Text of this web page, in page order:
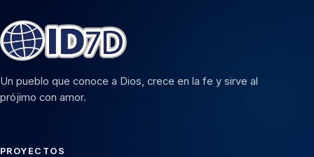
Un pueblo que conoce a Dios, crece en la fe y sirve al
prójimo con amor.
PROYECTOS